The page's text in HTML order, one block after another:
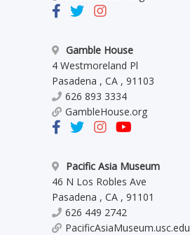
Gamble House
4 Westmoreland Pl
Pasadena , CA , 91103
626 893 3334
GambleHouse.org
Pacific Asia Museum
46 N Los Robles Ave
Pasadena , CA , 91101
626 449 2742
PacificAsiaMuseum.usc.edu